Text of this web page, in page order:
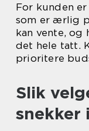
For kunden
som er ærlig
kan vente, og
det hele tatt.
prioritere
Slik
snekker